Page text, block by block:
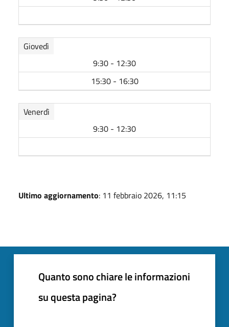
Giovedì
9:30 - 12:30
15:30 - 16:30
Venerdì
9:30 - 12:30
Ultimo aggiornamento: 11 febbraio 2026, 11:15
Quanto sono chiare le informazioni
su questa pagina?